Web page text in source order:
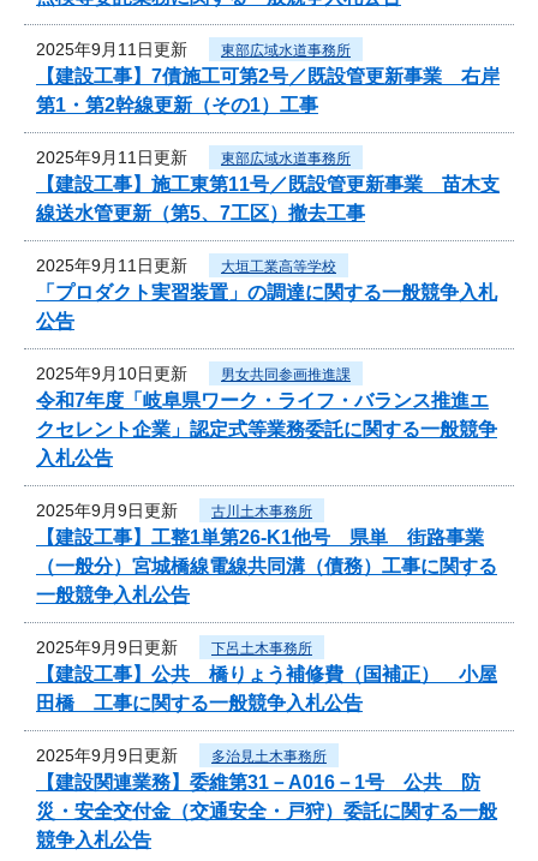
2025年9月11日更新 東部広域水道事務所
【建設工事】7債施工可第2号／既設管更新事業 右岸
第1・第2幹線更新（その1）工事
2025年9月11日更新 東部広域水道事務所
【建設工事】施工東第11号／既設管更新事業 苗木支
線送水管更新（第5、7工区）撤去工事
2025年9月11日更新 大垣工業高等学校
「プロダクト実習装置」の調達に関する一般競争入札
公告
2025年9月10日更新 男女共同参画推進課
令和7年度「岐阜県ワーク・ライフ・バランス推進エ
クセレント企業」認定式等業務委託に関する一般競争
入札公告
2025年9月9日更新 古川土木事務所
【建設工事】工整1単第26-K1他号 県単 街路事業
（一般分）宮城橋線電線共同溝（債務）工事に関する
一般競争入札公告
2025年9月9日更新 下呂土木事務所
【建設工事】公共 橋りょう補修費（国補正） 小屋
田橋 工事に関する一般競争入札公告
2025年9月9日更新 多治見土木事務所
【建設関連業務】委維第31－A016－1号 公共 防
災・安全交付金（交通安全・戸狩）委託に関する一般
競争入札公告